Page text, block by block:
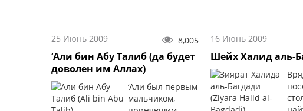
25 Июнь 2009 8,005
‘Али бин Абу Талиб (да будет
доволен им Аллах)
‘Али был первым
мальчиком,
16 Июнь 2009
Шейх Халид аль-